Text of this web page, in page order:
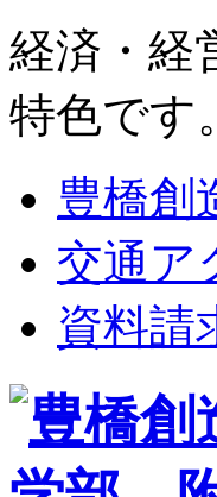
経済・経
特色です。
豊橋創
交通ア
資料請